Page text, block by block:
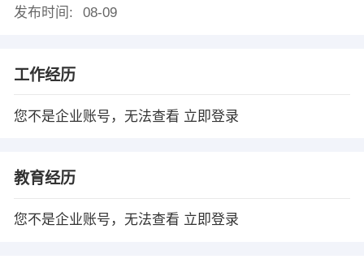
发布时间:
08-09
工作经历
您不是企业账号，无法查看 立即登录
教育经历
您不是企业账号，无法查看 立即登录